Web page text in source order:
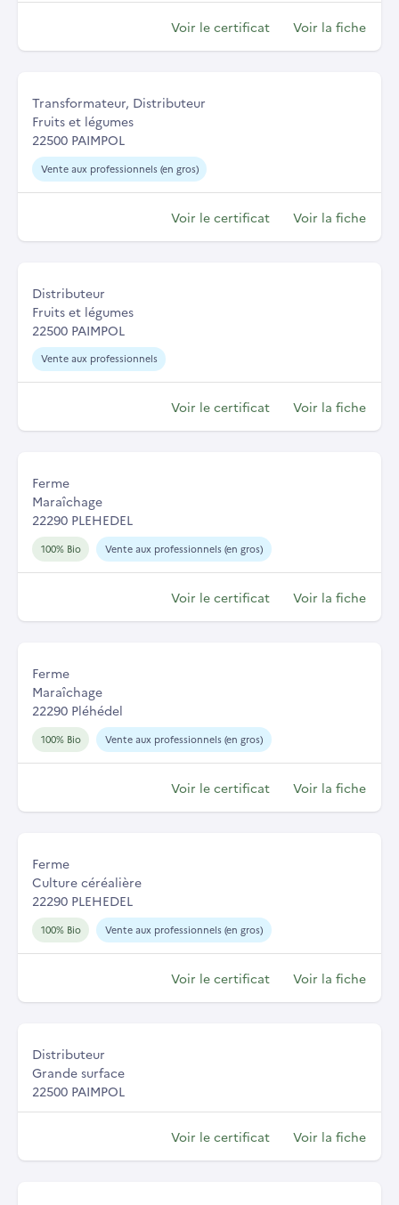
Voir le certificat Voir la fiche
Transformateur, Distributeur
Fruits et légumes
22500 PAIMPOL
Vente aux professionnels (en gros)
Voir le certificat Voir la fiche
Distributeur
Fruits et légumes
22500 PAIMPOL
Vente aux professionnels
Voir le certificat Voir la fiche
Ferme
Maraîchage
22290 PLEHEDEL
100% Bio Vente aux professionnels (en gros)
Voir le certificat Voir la fiche
Ferme
Maraîchage
22290 Pléhédel
100% Bio Vente aux professionnels (en gros)
Voir le certificat Voir la fiche
Ferme
Culture céréalière
22290 PLEHEDEL
100% Bio Vente aux professionnels (en gros)
Voir le certificat Voir la fiche
Distributeur
Grande surface
22500 PAIMPOL
Voir le certificat Voir la fiche